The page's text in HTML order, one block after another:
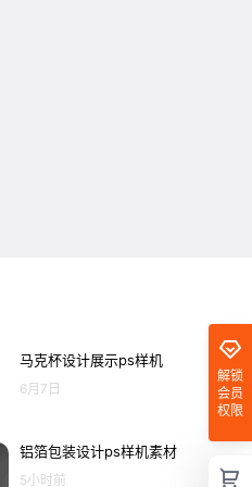
解锁
会员
权限
马克杯设计展示ps样机
6月7日
铝箔包装设计ps样机素材
5小时前